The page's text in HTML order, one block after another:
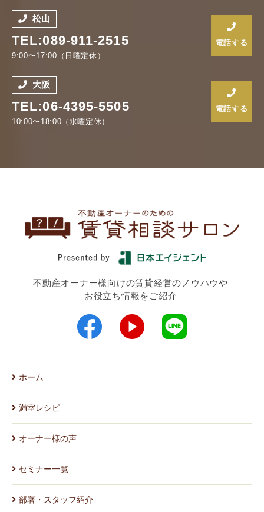
松山
TEL:089-911-2515
9:00〜17:00（日曜定休）
電話する
大阪
TEL:06-4395-5505
10:00〜18:00（水曜定休）
電話する
不動産オーナー様向けの賃貸経営のノウハウや
お役立ち情報をご紹介
ホーム
満室レシピ
オーナー様の声
セミナー一覧
部署・スタッフ紹介